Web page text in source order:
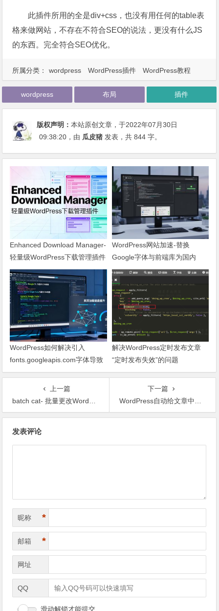
此插件所用的全是div+css，也没有用任何的table表
格来做网站，不存在不符合SEO的说法，更没有什么JS
的东西。完全符合SEO优化。
所属分类： wordpress WordPress插件 WordPress教程
wordpress 布局 插件
版权声明：本站原创文章，于2022年07月30日
09:38:20 ，由 瓜皮猪 发表，共 844 字。
Enhanced Download Manager-
轻量级WordPress下载管理插件
WordPress网站加速-替换
Google字体与前端库为国内
CDN镜像
WordPress如何解决引入
fonts.googleapis.com字体导致
网页响应缓慢问题
解决WordPress定时发布文章
“定时发布失效”的问题
上一篇
batch cat- 批量更改WordPress文章分类插件
下一篇
WordPress自动给文章中的图片加ALT和TITLE标签
发表评论
昵称 *
邮箱 *
网址
QQ
滑动解锁才能提交